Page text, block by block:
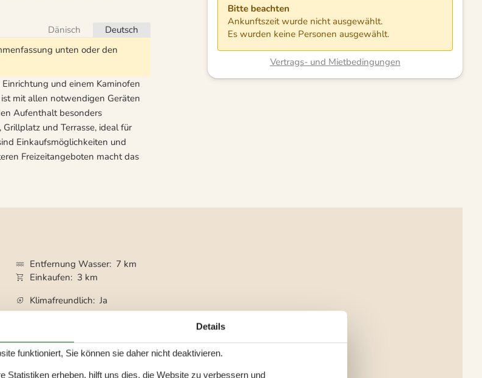
Dänisch
Deutsch
unten oder den
und einem Kaminofen
mit allen notwendigen Geräten
Aufenthalt besonders
und Terrasse, ideal für
Einkaufsmöglichkeiten und
Freizeitangeboten macht das
Entfernung Wasser
7 km
Einkaufen
3 km
Klimafreundlich Ja
Bitte beachten
Ankunftszeit wurde nicht ausgewählt.
Es wurden keine Personen ausgewählt.
Vertrags- und Mietbedingungen
Details
funktioniert, Sie können sie daher nicht deaktivieren.
Statistiken erheben, hilft uns dies, die Website zu verbessern und